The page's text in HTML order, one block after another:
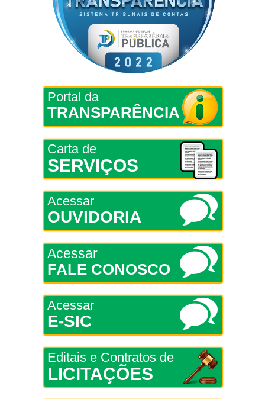
Portal da
TRANSPARÊNCIA
Carta de
SERVIÇOS
Acessar
OUVIDORIA
Acessar
FALE CONOSCO
Acessar
E-SIC
Editais e Contratos de
LICITAÇÕES